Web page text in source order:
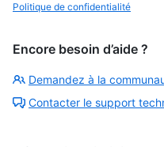
Politique de confidentialité
Encore besoin d’aide ?
Demandez à la
Contacter le support